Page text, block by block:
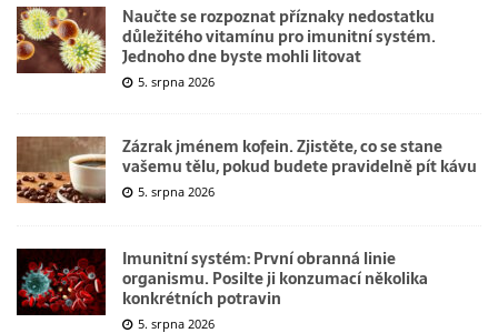
Naučte se rozpoznat příznaky nedostatku
důležitého vitamínu pro imunitní systém.
Jednoho dne byste mohli litovat
5. srpna 2026
Zázrak jménem kofein. Zjistěte, co se stane
vašemu tělu, pokud budete pravidelně pít kávu
5. srpna 2026
Imunitní systém: První obranná linie
organismu. Posilte ji konzumací několika
konkrétních potravin
5. srpna 2026